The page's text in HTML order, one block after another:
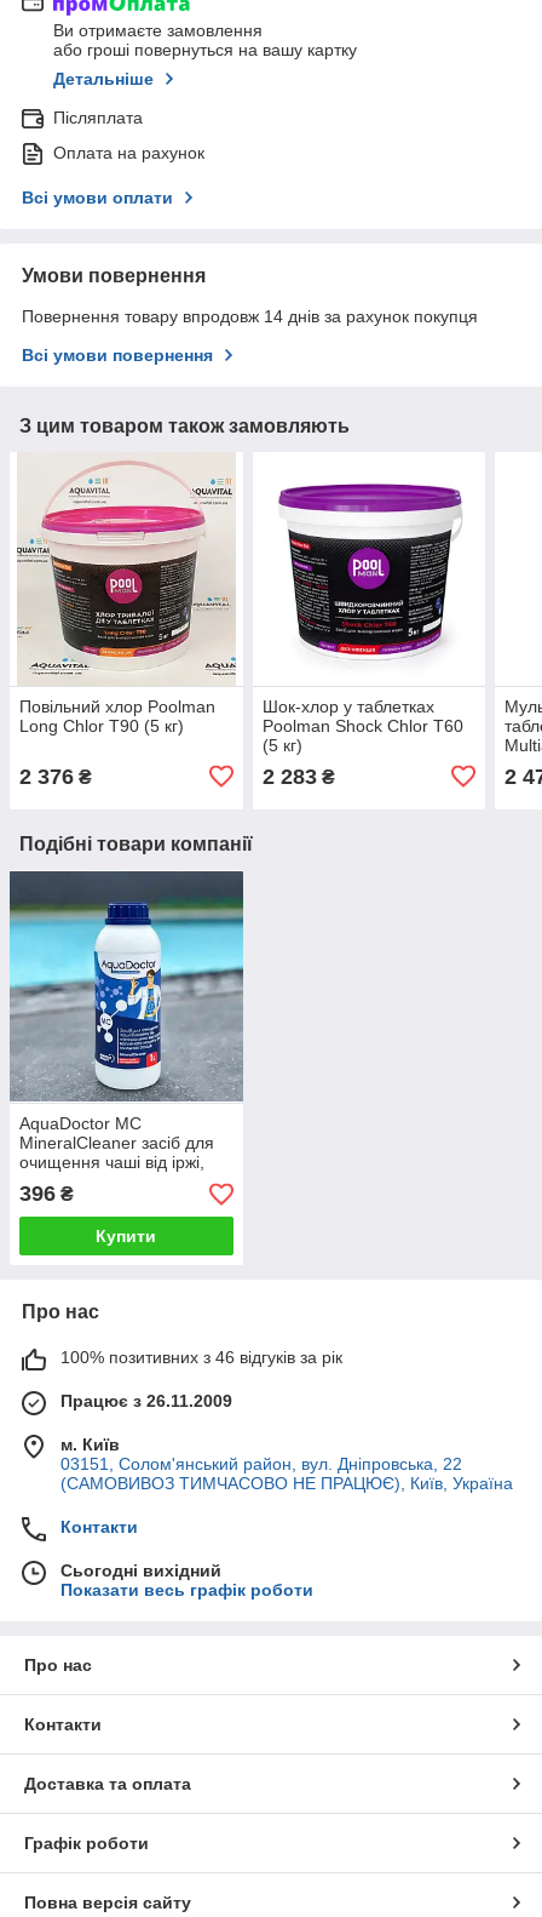
Ви отримаєте замовлення
або гроші повернуться на вашу картку
Детальніше
Післяплата
Оплата на рахунок
Всі умови оплати
Умови повернення
Повернення товару впродовж 14 днів за рахунок покупця
Всі умови повернення
З цим товаром також замовляють
Повільний хлор Poolman
Long Chlor T90 (5 кг)
2 376 ₴
Шок-хлор у таблетках
Poolman Shock Chlor T60
(5 кг)
2 283₴ 2
Подібні товари компанії
AquaDoctor MC
MineralCleaner засіб для
очищення чаші від іржі,
мін. відкладень, вапна,
мильного нальоту
396 ₴
Купити
Про нас
100% позитивних з 46 відгуків за рік
Працює з 26.11.2009
м. Київ
03151, Солом'янський район, вул. Дніпровська, 22
(САМОВИВОЗ ТИМЧАСОВО НЕ ПРАЦЮЄ), Київ, Україна
Контакти
Сьогодні вихідний
Показати весь графік роботи
Про нас
Контакти
Доставка та оплата
Графік роботи
Повна версія сайту